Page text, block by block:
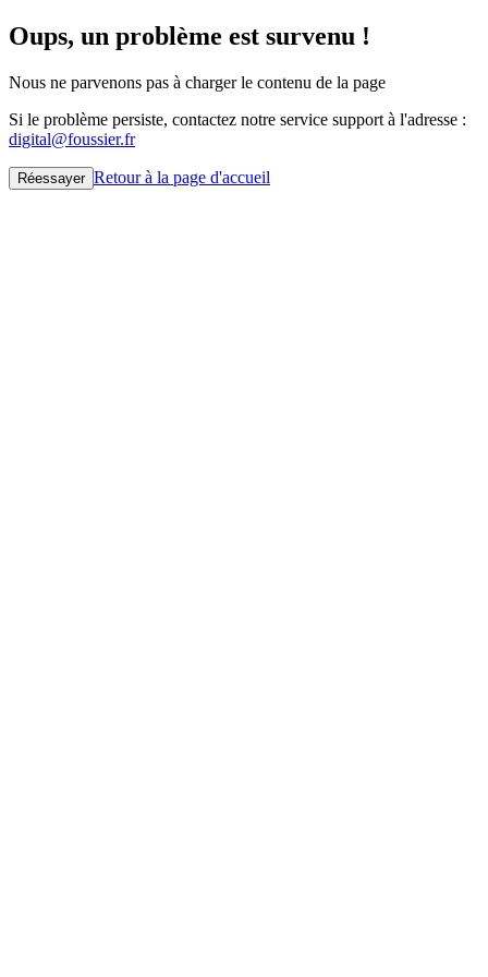
Oups, un problème est survenu !
Nous ne parvenons pas à charger le contenu de la page
Si le problème persiste, contactez notre service support à l'adresse :
digital@foussier.fr
Réessayer Retour à la page d'accueil